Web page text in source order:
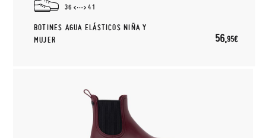
36 41
BOTINES AGUA ELÁSTICOS NIÑA Y
MUJER
56,95€